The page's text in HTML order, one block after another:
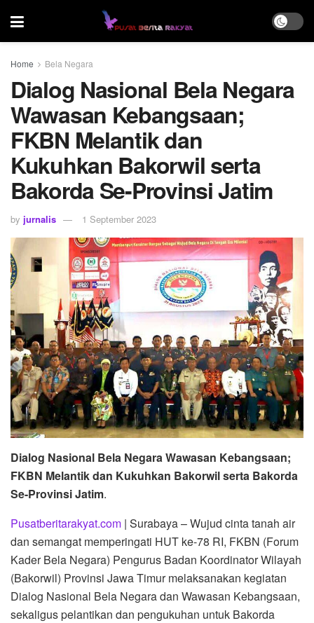
Home Bela Negara
Dialog Nasional Bela Negara
Wawasan Kebangsaan;
FKBN Melantik dan
Kukuhkan Bakorwil serta
Bakorda Se-Provinsi Jatim
by jurnalis 1 September 2023
Dialog Nasional Bela Negara Wawasan Kebangsaan;
FKBN Melantik dan Kukuhkan Bakorwil serta Bakorda
Se-Provinsi Jatim.
Pusatberitarakyat.com | Surabaya – Wujud cinta tanah air
dan semangat memperingati HUT ke-78 RI, FKBN (Forum
Kader Bela Negara) Pengurus Badan Koordinator Wilayah
(Bakorwil) Provinsi Jawa Timur melaksanakan kegiatan
Dialog Nasional Bela Negara dan Wawasan Kebangsaan,
sekaligus pelantikan dan pengukuhan untuk Bakorda